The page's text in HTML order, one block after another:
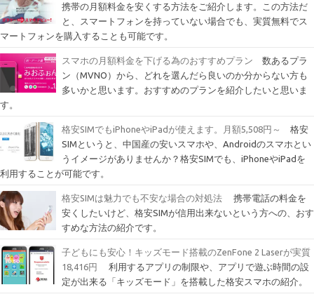
携帯の月額料金を安くする方法をご紹介します。この方法だ
と、スマートフォンを持っていない場合でも、実質無料でス
マートフォンを購入することも可能です。
スマホの月額料金を下げる為のおすすめプラン 数あるプラ
ン（MVNO）から、どれを選んだら良いのか分からない方も
多いかと思います。おすすめのプランを紹介したいと思いま
す。
格安SIMでもiPhoneやiPadが使えます。月額5,508円～
格安
SIMというと、中国産の安いスマホや、Androidのスマホとい
うイメージがありませんか？格安SIMでも、iPhoneやiPadを
利用することが可能です。
格安SIMは魅力でも不安な場合の対処法
携帯電話の料金を
安くしたいけど、格安SIMが信用出来ないという方への、おす
すめな方法の紹介です。
子どもにも安心！キッズモード搭載のZenFone 2 Laserが実質
18,416円
利用するアプリの制限や、アプリで遊ぶ時間の設
定が出来る「キッズモード」を搭載した格安スマホの紹介。